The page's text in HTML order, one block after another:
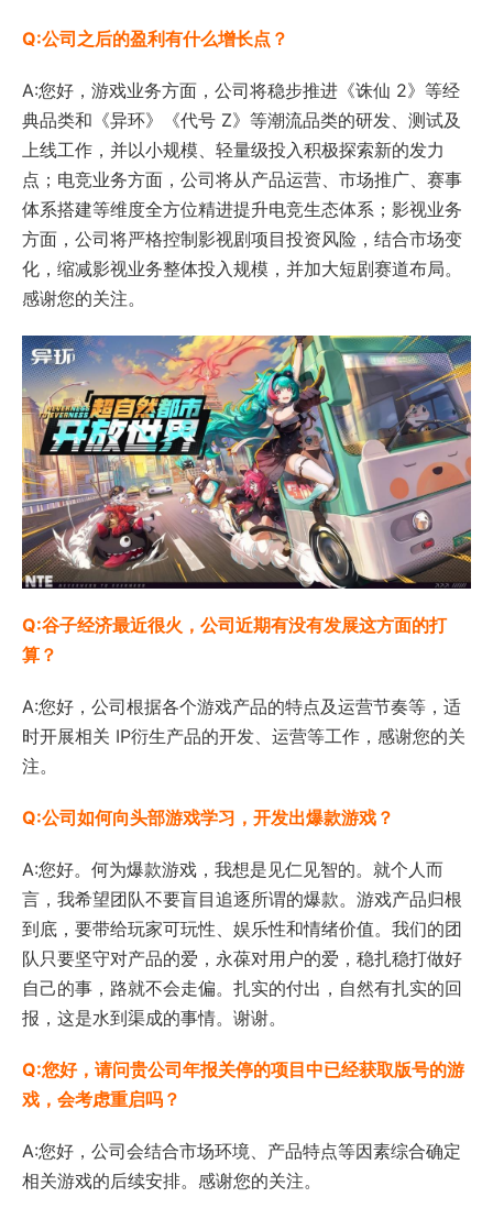
Q:公司之后的盈利有什么增长点？
A:您好，游戏业务方面，公司将稳步推进《诛仙 2》等经
典品类和《异环》《代号 Z》等潮流品类的研发、测试及
上线工作，并以小规模、轻量级投入积极探索新的发力
点；电竞业务方面，公司将从产品运营、市场推广、赛事
体系搭建等维度全方位精进提升电竞生态体系；影视业务
方面，公司将严格控制影视剧项目投资风险，结合市场变
化，缩减影视业务整体投入规模，并加大短剧赛道布局。
感谢您的关注。
Q:谷子经济最近很火，公司近期有没有发展这方面的打
算？
A:您好，公司根据各个游戏产品的特点及运营节奏等，适
时开展相关 IP衍生产品的开发、运营等工作，感谢您的关
注。
Q:公司如何向头部游戏学习，开发出爆款游戏？
A:您好。何为爆款游戏，我想是见仁见智的。就个人而
言，我希望团队不要盲目追逐所谓的爆款。游戏产品归根
到底，要带给玩家可玩性、娱乐性和情绪价值。我们的团
队只要坚守对产品的爱，永葆对用户的爱，稳扎稳打做好
自己的事，路就不会走偏。扎实的付出，自然有扎实的回
报，这是水到渠成的事情。谢谢。
Q:您好，请问贵公司年报关停的项目中已经获取版号的游
戏，会考虑重启吗？
A:您好，公司会结合市场环境、产品特点等因素综合确定
相关游戏的后续安排。感谢您的关注。